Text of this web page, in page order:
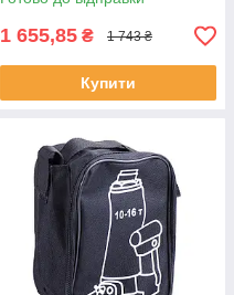
1 655,85 ₴ 1 743 ₴
Купити